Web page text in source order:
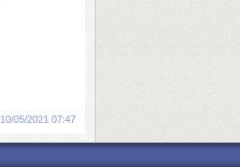
10/05/2021 07:47